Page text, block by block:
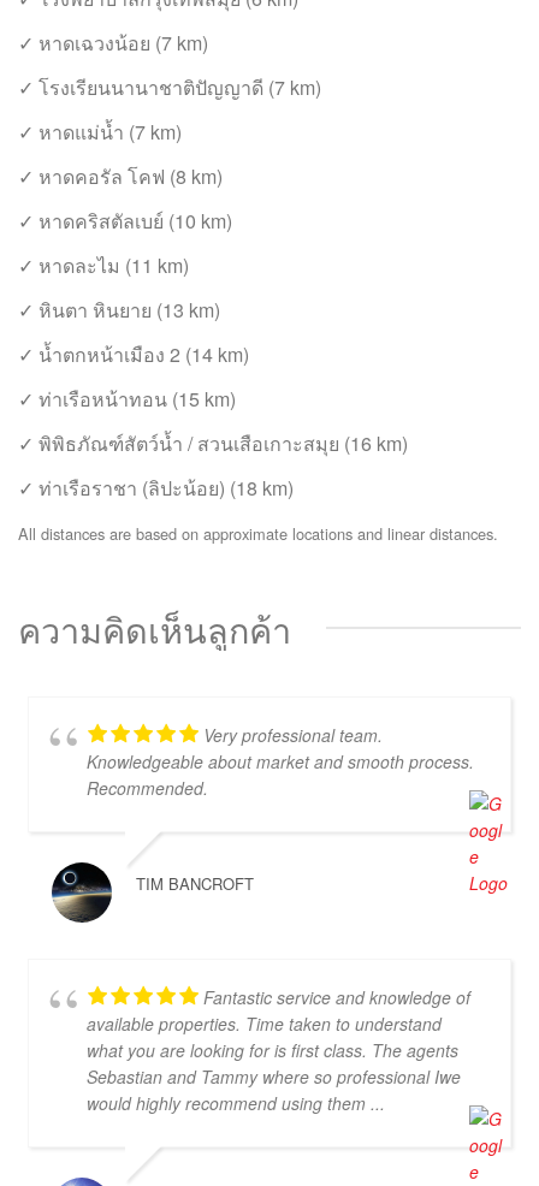
✓ หาดเฉวงน้อย (7 km)
✓ โรงเรียนนานาชาติปัญญาดี (7 km)
✓ หาดแม่น้ำ (7 km)
✓ หาดคอรัล โคฟ (8 km)
✓ หาดคริสตัลเบย์ (10 km)
✓ หาดละไม (11 km)
✓ หินตา หินยาย (13 km)
✓ น้ำตกหน้าเมือง 2 (14 km)
✓ ท่าเรือหน้าทอน (15 km)
✓ พิพิธภัณฑ์สัตว์น้ำ / สวนเสือเกาะสมุย (16 km)
✓ ท่าเรือราชา (ลิปะน้อย) (18 km)
All distances are based on approximate locations and linear distances.
ความคิดเห็นลูกค้า
Very professional team.
Knowledgeable about market and smooth process.
Recommended.
TIM BANCROFT
Fantastic service and knowledge of
available properties. Time taken to understand
what you are looking for is first class. The agents
Sebastian and Tammy where so professional Iwe
would highly recommend using them ...